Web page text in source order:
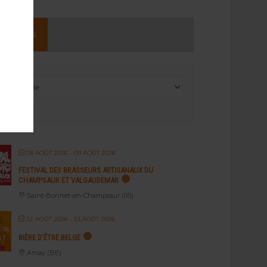
08 AOÛT 2026 - 09 AOÛT 2026
FESTIVAL DES BRASSEURS ARTISANAUX DU
CHAMPSAUR ET VALGAUDEMAR
Saint-Bonnet-en-Champsaur (05)
22 AOÛT 2026 - 23 AOÛT 2026
BIÈRE D’ÊTRE BELGE
Amay (BE)